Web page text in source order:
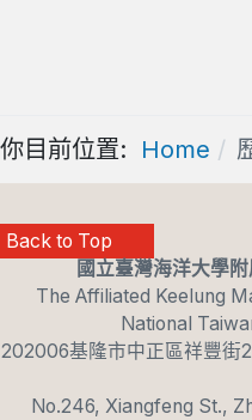
你目前位置: Home
Back to Top
國立臺灣海洋大學
The Affiliated Keelung
National
202006基隆市中正區祥豐
No.246, Xiangfeng St.,